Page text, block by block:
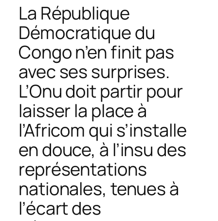
La République
Démocratique du
Congo n’en finit pas
avec ses surprises.
L’Onu doit partir pour
laisser la place à
l’Africom qui s’installe
en douce, à l’insu des
représentations
nationales, tenues à
l’écart des